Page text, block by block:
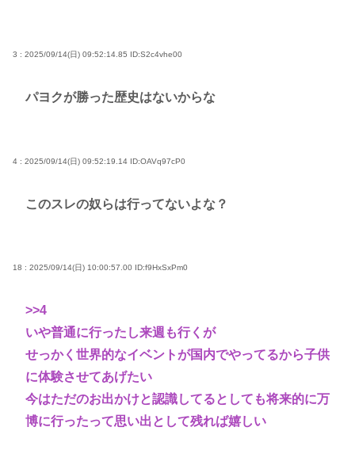
3 : 2025/09/14(日) 09:52:14.85 ID:S2c4vhe00
パヨクが勝った歴史はないからな
4 : 2025/09/14(日) 09:52:19.14 ID:OAVq97cP0
このスレの奴らは行ってないよな？
18 : 2025/09/14(日) 10:00:57.00 ID:f9HxSxPm0
>>4
いや普通に行ったし来週も行くが
せっかく世界的なイベントが国内でやってるから子供
に体験させてあげたい
今はただのお出かけと認識してるとしても将来的に万
博に行ったって思い出として残れば嬉しい